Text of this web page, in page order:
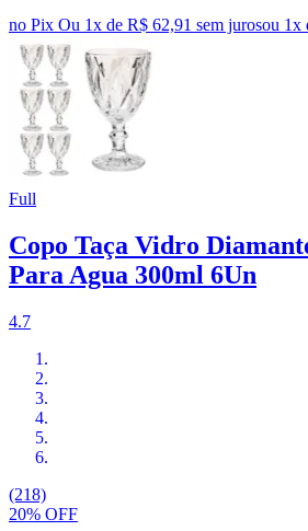
no Pix Ou 1x de R$ 62,91 sem jurosou 1x
Full
Copo Taça Vidro
Para Agua 300ml 6Un
4.7
(218)
20% OFF